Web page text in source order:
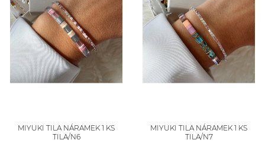
MIYUKI TILA NÁRAMEK 1 KS
TILA/N6
MIYUKI TILA NÁRAMEK 1 KS
TILA/N7